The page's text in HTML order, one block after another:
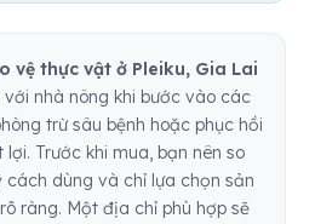
vệ thực vật ở Pleiku, Gia Lai
nhà nông khi bước vào các
trừ sâu bệnh hoặc phục hồi
Trước khi mua, bạn nên so
cách dùng và chỉ lựa chọn sản
ràng. Một địa chỉ phù hợp sẽ